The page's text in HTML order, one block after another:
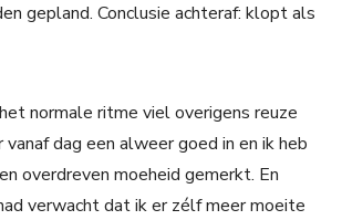
gepland. Conclusie achteraf: klopt als
normale ritme viel overigens reuze
dag een alweer goed in en ik heb
overdreven moeheid gemerkt. En
verwacht dat ik er zélf meer moeite